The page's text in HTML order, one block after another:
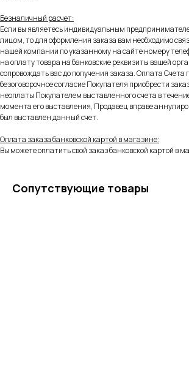
Безналичный расчет:
Если вы являетесь индивидуальным
лицом, то для оформления заказа вам необходимо
нашей компании по указанному на сайте номеру
на оплату товара на банковские реквизиты вашей
сопровождать вас до получения заказа. Оплата Счета
безоговорочное согласие Покупателя приобрести
неоплаты Покупателем выставленного счета в
момента его выставления, Продавец вправе
был выставлен данный счет.
Оплата заказа банковской картой в магазине:
Вы можете оплатить свой заказ банковской картой в
Сопутствующие товары